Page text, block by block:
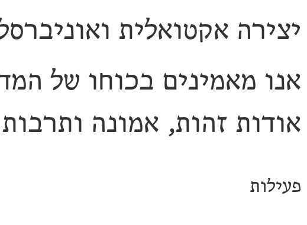
יצירה אקטואלית
אנו מאמינים בכוחו של
אודות זהות, אמונה
פעילות